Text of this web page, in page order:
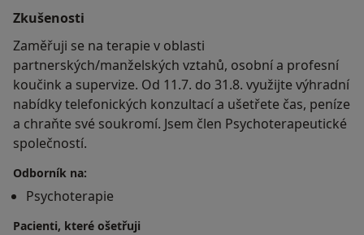
Zkušenosti
Zaměřuji se na terapie v oblasti
partnerských/manželských vztahů, osobní a profesní
koučink a supervize. Od 11.7. do 31.8. využijte výhradní
nabídky telefonických konzultací a ušetřete čas, peníze
a chraňte své soukromí. Jsem člen Psychoterapeutické
společností.
Odborník na:
Psychoterapie
Pacienti, které ošetřuji